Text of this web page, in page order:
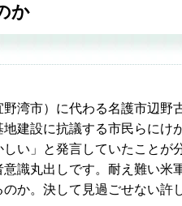
か
湾市）に代わる名護市辺野
建設に抗議する市民らにけ
い」と発言していたことが
識丸出しです。耐え難い米
か。決して見過ごせない許